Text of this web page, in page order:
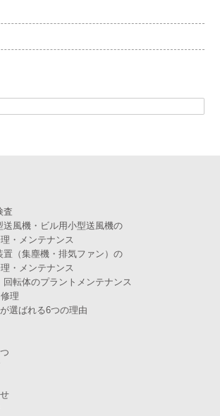
査
送風機・ビル用小型送風機の
・メンテナンス
置（集塵機・排気ファン）の
・メンテナンス
回転体のプラントメンテナンス
理
選ばれる6つの理由